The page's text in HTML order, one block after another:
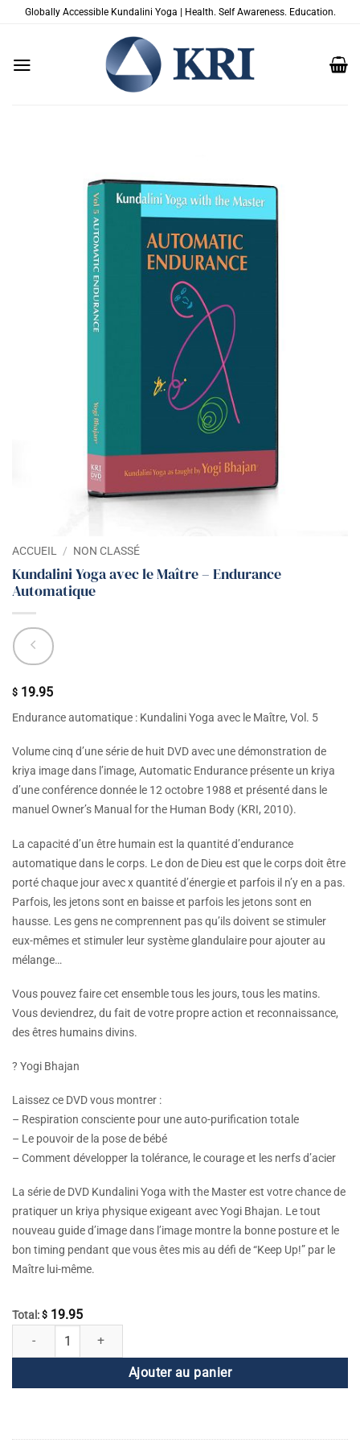
PasserGlobally Accessible Kundalini Yoga | Health. Self Awareness. Education.
ACCUEIL / NON CLASSÉ
Kundalini Yoga avec le Maître – Endurance
Automatique
$ 19.95
Endurance automatique : Kundalini Yoga avec le Maître, Vol. 5
Volume cinq d’une série de huit DVD avec une démonstration de
kriya image dans l’image, Automatic Endurance présente un kriya
d’une conférence donnée le 12 octobre 1988 et présenté dans le
manuel Owner’s Manual for the Human Body (KRI, 2010).
La capacité d’un être humain est la quantité d’endurance
automatique dans le corps. Le don de Dieu est que le corps doit être
porté chaque jour avec x quantité d’énergie et parfois il n’y en a pas.
Parfois, les jetons sont en baisse et parfois les jetons sont en
hausse. Les gens ne comprennent pas qu’ils doivent se stimuler
eux-mêmes et stimuler leur système glandulaire pour ajouter au
mélange…
Vous pouvez faire cet ensemble tous les jours, tous les matins.
Vous deviendrez, du fait de votre propre action et reconnaissance,
des êtres humains divins.
? Yogi Bhajan
Laissez ce DVD vous montrer :
– Respiration consciente pour une auto-purification totale
– Le pouvoir de la pose de bébé
– Comment développer la tolérance, le courage et les nerfs d’acier
La série de DVD Kundalini Yoga with the Master est votre chance de
pratiquer un kriya physique exigeant avec Yogi Bhajan. Le tout
nouveau guide d’image dans l’image montre la bonne posture et le
bon timing pendant que vous êtes mis au défi de “Keep Up!” par le
Maître lui-même.
Total: $ 19.95
quantité de Kundalini Yoga avec le Maître - Endurance Automatique
Ajouter au panier